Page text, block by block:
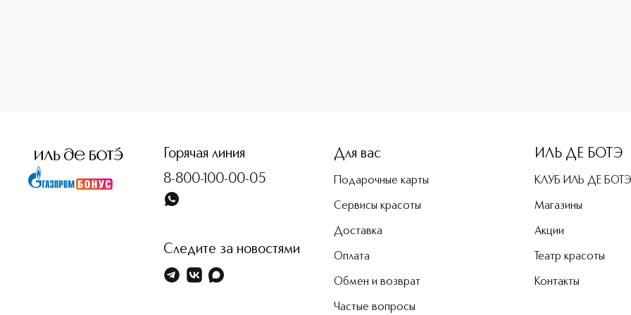
Горячая линия
8-800-100-00-05
Следите за новостями
Для вас
Подарочные карты
Сервисы красоты
Доставка
Оплата
Обмен и возврат
Частые вопросы
ИЛЬ ДЕ БОТЭ
КЛУБ ИЛЬ ДЕ БОТЭ
Магазины
Акции
Театр красоты
Контакты